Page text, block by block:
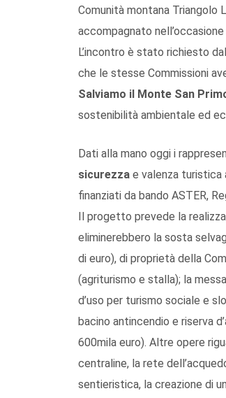
Comunità montana Triangolo
accompagnato
L’incontro è stato richiesto
che le stesse Commissioni
Salviamo il Monte San
sostenibilità ambientale ed
Dati alla mano oggi i
sicurezza e valenza turistica
finanziati da bando ASTER,
Il progetto prevede la
eliminerebbero la sosta
di euro), di proprietà della
(agriturismo e stalla); la
d’uso per turismo sociale e
bacino antincendio e riserva
600mila euro). Altre opere
centraline, la rete
sentieristica, la creazione di